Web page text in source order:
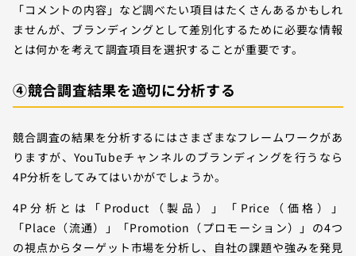
「コメントの内容」など調べたい項目はたくさんあるかもしれ
ませんが、ブランディングとして差別化するために必要な情報
とは何かを考えて調査項目を選択することが重要です。
④競合調査結果を適切に分析する
競合調査の結果を分析するにはさまざまなフレームワークがあ
りますが、YouTubeチャンネルのブランディングを行うなら
4P分析をしてみてはいかがでしょうか。
4P分析とは「Product（製品）」「Price（価格）」
「Place（流通）」「Promotion（プロモーション）」の4つ
の視点からターゲット市場を分析し、自社の課題や強みを発見